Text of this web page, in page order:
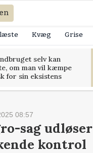
Kvæg Grise
selv kan
om man vil kæmpe
for sin eksistens
08:57
sag udløser
kontrol